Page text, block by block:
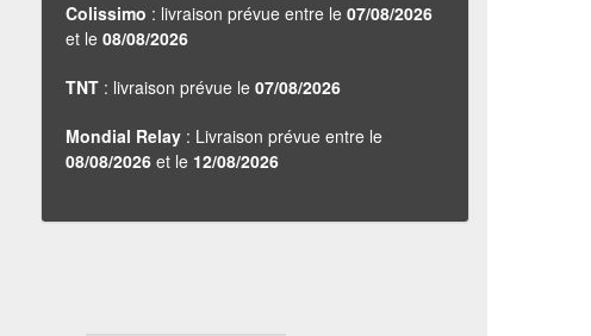
Colissimo : livraison prévue entre le 07/08/2026
et le 08/08/2026
TNT : livraison prévue le 07/08/2026
Mondial Relay : Livraison prévue entre le
08/08/2026 et le 12/08/2026